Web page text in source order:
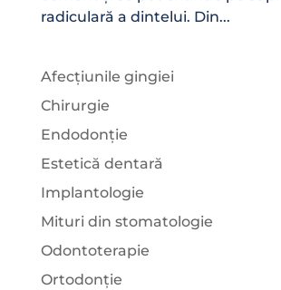
radiculară a dintelui. Din...
Afecțiunile gingiei
Chirurgie
Endodonție
Estetică dentară
Implantologie
Mituri din stomatologie
Odontoterapie
Ortodonție